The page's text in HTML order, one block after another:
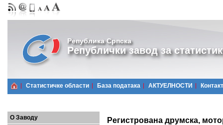
Република Српска
Републички завод за
Статистичке области Базa података АКТУЕЛНОСТИ Контакт
О Заводу
Регистрована друмска,